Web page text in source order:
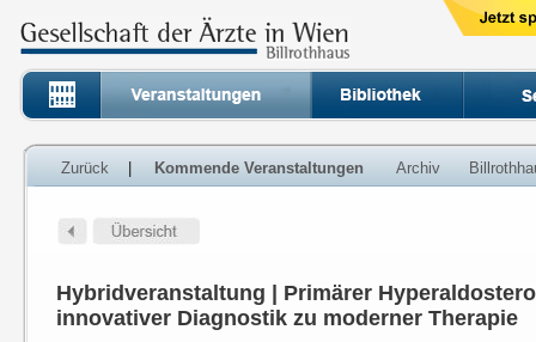
Zurück Kommende Veranstaltungen Archiv
Hybridveranstaltung | Primärer
innovativer Diagnostik zu moderner Therapie